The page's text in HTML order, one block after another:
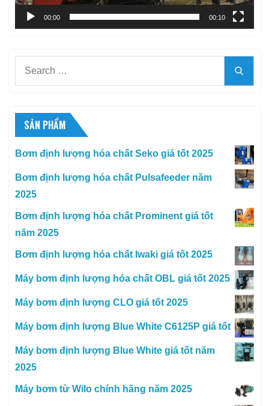
00:00 00:10
SẢN PHẨM
Bơm định lượng hóa chất Seko giá tốt 2025
Bơm định lượng hóa chất Pulsafeeder năm
2025
Bơm định lượng hóa chất Prominent giá tốt
năm 2025
Bơm định lượng hóa chất Iwaki giá tốt 2025
Máy bơm định lượng hóa chất OBL giá tốt 2025
Máy bơm định lượng CLO giá tốt 2025
Máy bơm định lượng Blue White C6125P giá tốt
Máy bơm định lượng Blue White giá tốt năm
2025
Máy bơm từ Wilo chính hãng năm 2025